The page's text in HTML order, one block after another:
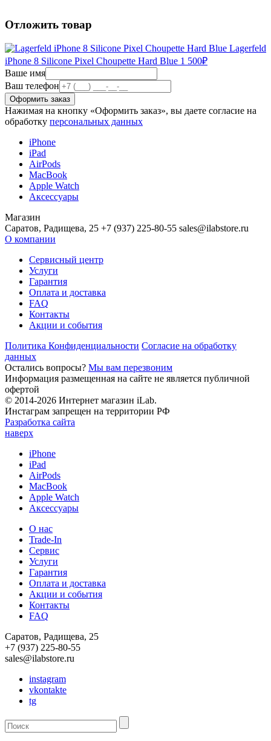
Отложить товар
Lagerfeld
iPhone 8 Silicone Pixel Choupette Hard Blue 1 500₽
Ваше имя
Ваш телефон
Нажимая на кнопку «Оформить заказ», вы даете согласие на
обработку персональных данных
iPhone
iPad
AirPods
MacBook
Apple Watch
Аксессуары
Магазин
Саратов, Радищева, 25 +7 (937) 225-80-55 sales@ilabstore.ru
О компании
Сервисный центр
Услуги
Гарантия
Оплата и доставка
FAQ
Контакты
Акции и события
Политика Конфиденциальности Согласие на обработку
данных
Остались вопросы? Мы вам перезвоним
Информация размещенная на сайте не является публичной
офертой
© 2014-2026 Интернет магазин iLab.
Инстаграм запрещен на территории РФ
Разработка сайта
наверх
iPhone
iPad
AirPods
MacBook
Apple Watch
Аксессуары
О нас
Trade-In
Сервис
Услуги
Гарантия
Оплата и доставка
Акции и события
Контакты
FAQ
Саратов, Радищева, 25
+7 (937) 225-80-55
sales@ilabstore.ru
instagram
vkontakte
tg